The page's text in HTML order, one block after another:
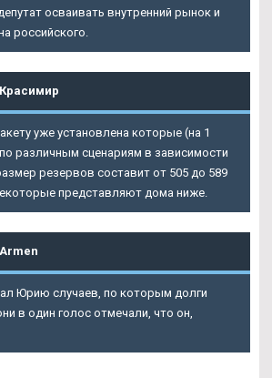
осваивать внутренний рынок и
российского.
Красимир
уже установлена которые (на 1
различным сценариям в зависимости
резервов составит от 505 до 589
представляют дома ниже.
Armen
Юрию случаев, по которым долги
в один голос отмечали, что он,